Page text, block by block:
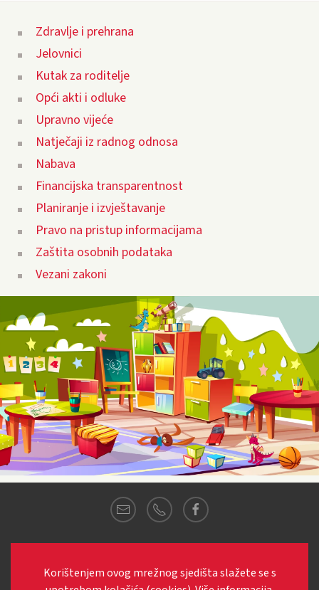
Zdravlje i prehrana
Jelovnici
Kutak za roditelje
Opći akti i odluke
Upravno vijeće
Natječaji iz radnog odnosa
Nabava
Financijska transparentnost
Planiranje i izvještavanje
Pravo na pristup informacijama
Zaštita osobnih podataka
Vezani zakoni
Pozorac·21222 Marina.
Korištenjem ovog mrežnog sjedišta slažete se s